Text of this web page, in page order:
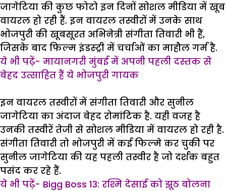
जागेटिया की कुछ फोटो इन दिनों सोशल मीडिया में खूब
वायरल हो रही हैं. इन वायरल तस्वीरों में उनके साथ
भोजपुरी की खूबसूरत अभिनेत्री संगीता तिवारी भी हैं,
जिसके बाद फिल्म इंडस्ट्री में चर्चाओं का माहौल गर्म है.
ये भी पढ़ें- मायानगरी मुंबई में अपनी पहली दस्तक से
बेहद उत्साहित हैं ये भोजपुरी गायक
इन वायरल तस्वीरों में संगीता तिवारी और सुनील
जागेटिया का अंदाज बेहद रोमांटिक है. यही वजह है
उनकी तस्वीरें तेजी से सोशल मीडिया में वायरल हो रही है.
संगीता तिवारी तो भोजपुरी में कई फिल्मे कर चुकी पर
सुनील जागेटिया की यह पहली तस्वीर है जो दर्शक बहुत
पसंद कर रहे हैं.
ये भी पढ़ें- Bigg Boss 13: रश्मि देसाई को झूठ बोलना